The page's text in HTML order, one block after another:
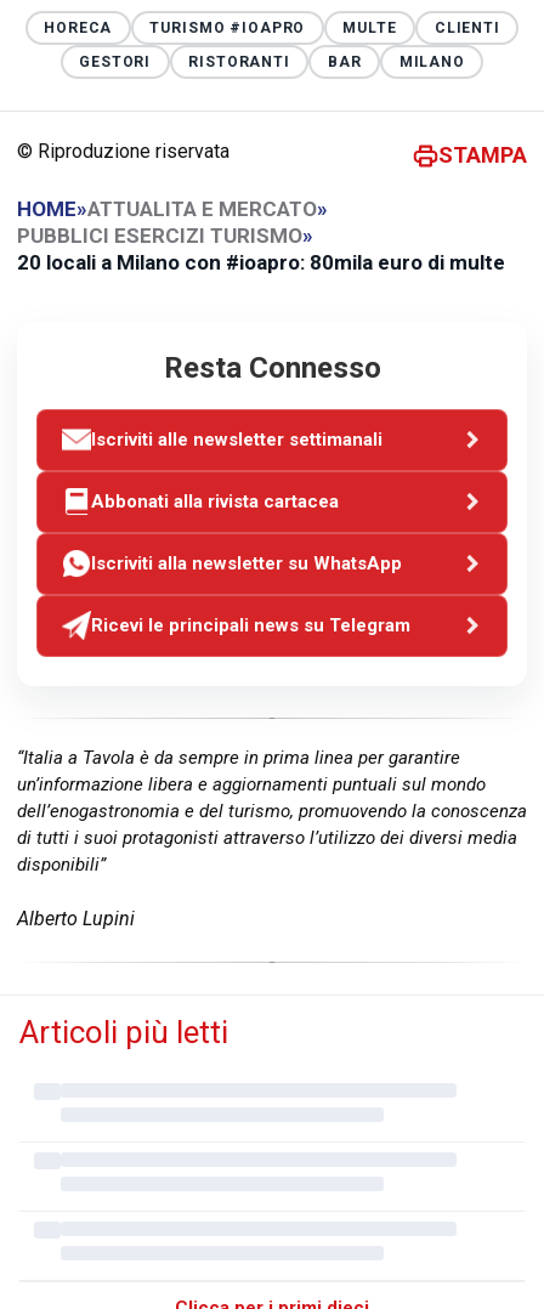
HORECA TURISMO #IOAPRO MULTE
CLIENTI
GESTORI
RISTORANTI BAR MILANO
© Riproduzione riservata STAMPA
HOME»ATTUALITA E MERCATO»
PUBBLICI ESERCIZI TURISMO»
20 locali a Milano con #ioapro: 80mila euro di multe
Resta Connesso
Iscriviti alle newsletter settimanali
Abbonati alla rivista cartacea
Iscriviti alla newsletter su WhatsApp
Ricevi le principali news su Telegram
“Italia a Tavola è da sempre in prima linea per garantire
un’informazione libera e aggiornamenti puntuali sul mondo
dell’enogastronomia e del turismo, promuovendo la conoscenza
di tutti i suoi protagonisti attraverso l’utilizzo dei diversi media
disponibili”
Alberto Lupini
Articoli più letti